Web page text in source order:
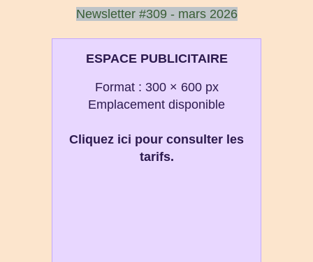
Newsletter #309 - mars 2026
ESPACE PUBLICITAIRE
Format : 300 × 600 px
Emplacement disponible
Cliquez ici pour consulter les
tarifs.